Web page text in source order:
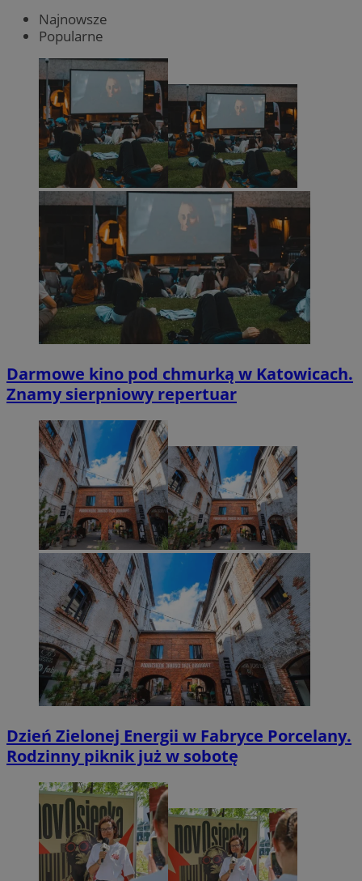
Najnowsze
Popularne
Darmowe kino pod chmurką w Katowicach.
Znamy sierpniowy repertuar
Dzień Zielonej Energii w Fabryce Porcelany.
Rodzinny piknik już w sobotę